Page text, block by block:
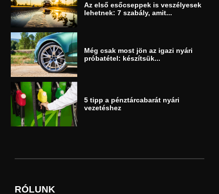
Az első esőcseppek is veszélyesek
lehetnek: 7 szabály, amit...
Még csak most jön az igazi nyári
próbatétel: készítsük...
5 tipp a pénztárcabarát nyári
vezetéshez
RÓLUNK